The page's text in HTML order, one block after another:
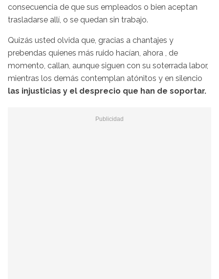
consecuencia de que sus empleados o bien aceptan
trasladarse allí, o se quedan sin trabajo.
Quizás usted olvida que, gracias a chantajes y
prebendas quienes más ruido hacían, ahora , de
momento, callan, aunque siguen con su soterrada labor,
mientras los demás contemplan atónitos y en silencio
las injusticias y el desprecio que han de soportar.